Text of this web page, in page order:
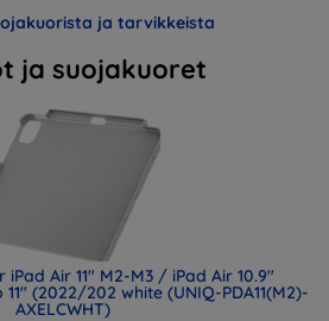
ja tarvikkeista
ja suojakuoret
iPad Air 11" M2-M3 / iPad Air 10.9"
(2022/202 white (UNIQ-PDA11(M2)-
AXELCWHT)